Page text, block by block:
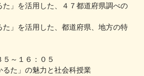
」を活用した、４７都道府県調べの
」を活用した、都道府県、地方の特
５～１６：０５
た」の魅力と社会科授業